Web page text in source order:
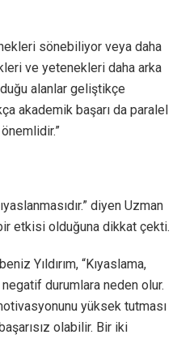
sönebiliyor veya daha
ve yetenekleri daha arka
alanlar geliştikçe
akademik başarı da paralel
diyen Uzman
etkisi olduğuna dikkat çekti.
Yıldırım, “Kıyaslama,
durumlara neden olur.
yüksek tutması
olabilir. Bir iki